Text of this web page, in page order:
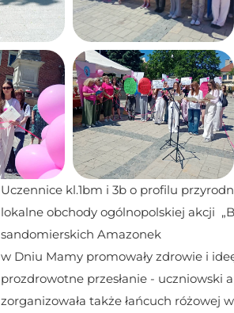
Uczennice kl.1bm i 3b o profilu
lokalne obchody ogólnopolskiej akcji
sandomierskich Amazonek
w Dniu Mamy promowały zdrowie i
prozdrowotne przesłanie - uczniowski
zorganizowała także łańcuch różowej